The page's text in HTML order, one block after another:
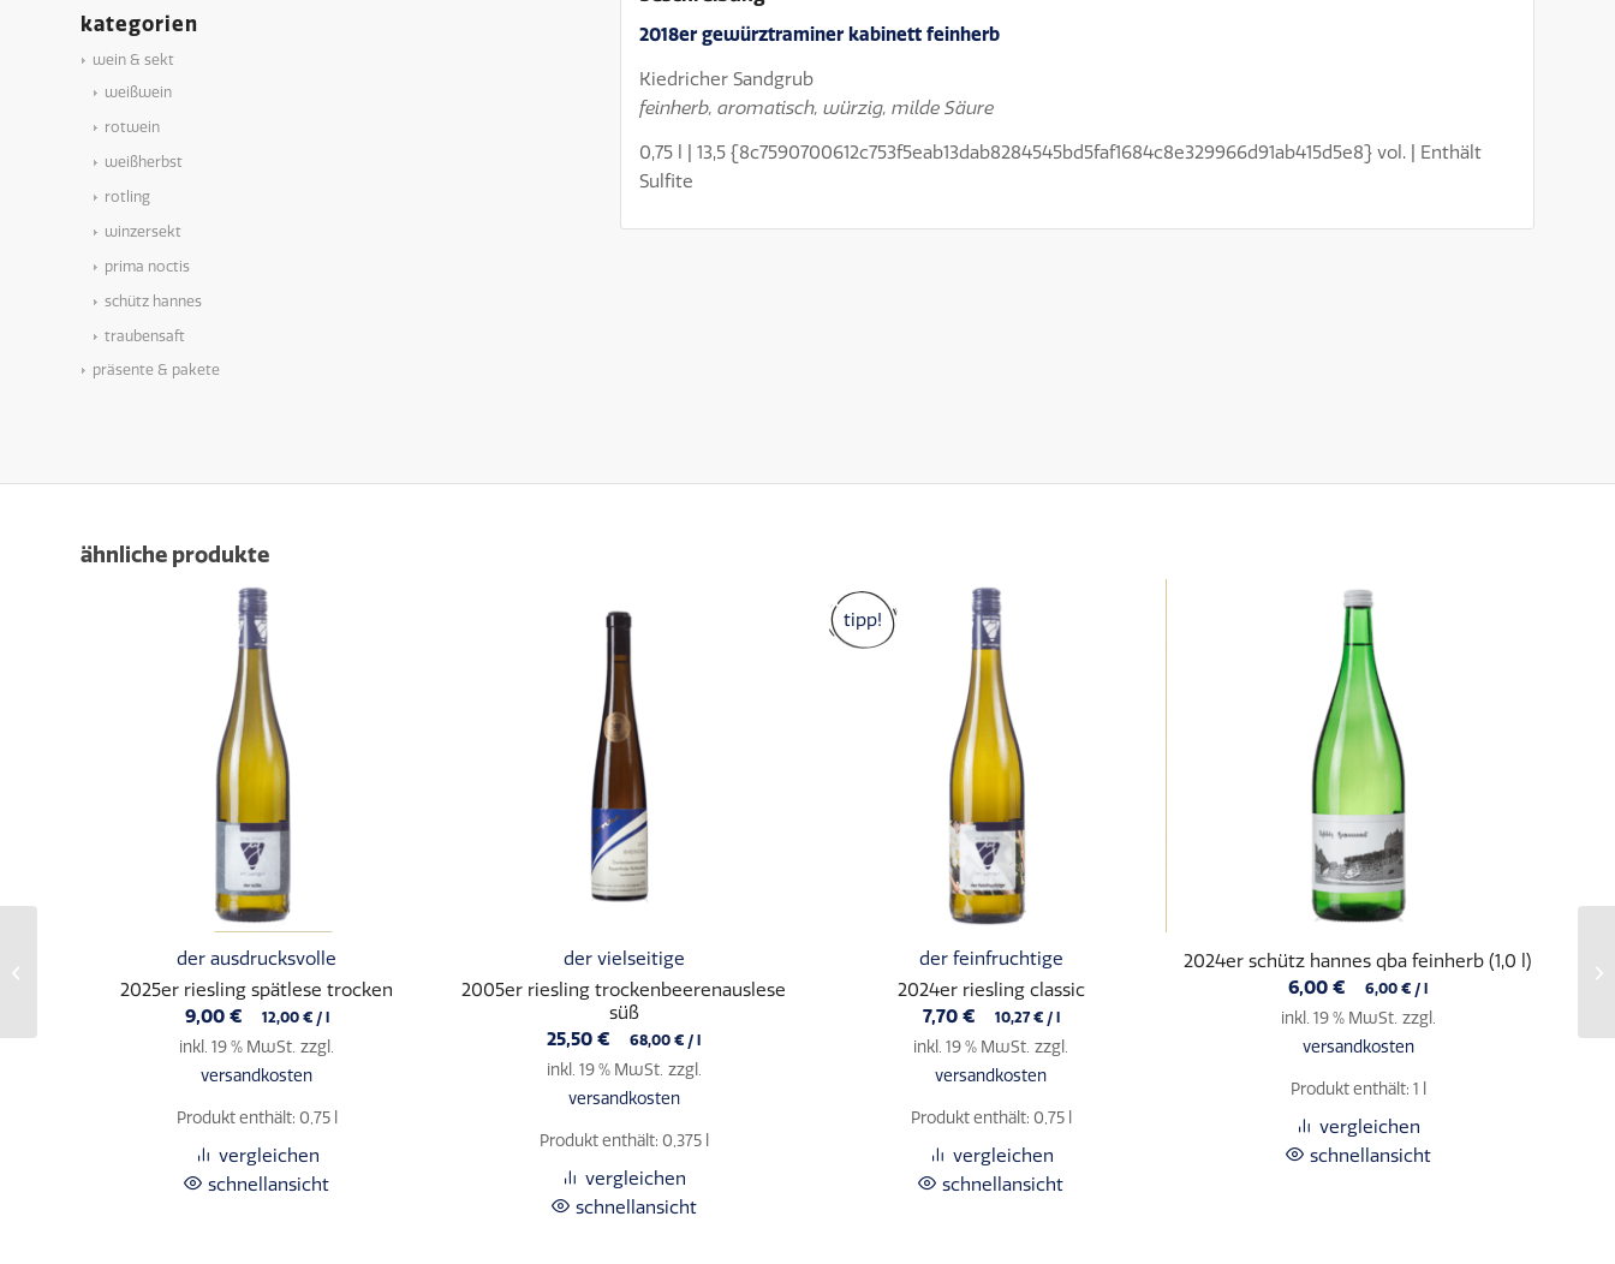
kategorien
wein & sekt
weißwein
rotwein
weißherbst
rotling
winzersekt
prima noctis
schütz hannes
traubensaft
präsente & pakete
2018er gewürztraminer kabinett feinherb
Kiedricher Sandgrub
feinherb, aromatisch, würzig, milde Säure
0,75 l | 13,5 {8c7590700612c753f5eab13dab8284545bd5faf1684c8e329966d91ab415d5e8} vol. | Enthält
Sulfite
ähnliche produkte
der ausdrucksvolle
2025er riesling spätlese trocken
9,00 € 12,00 €/ l
inkl. 19 % MwSt. zzgl.
versandkosten
Produkt enthält: 0,75
vergleichen
schnellansicht
der vielseitige
2005er riesling trockenbeerenauslese
süß
25,50€ 68,00€ /l
inkl. 19 % MwSt. zzgl.
versandkosten
Produkt enthält: 0,375
vergleichen
schnellansicht
tipp!
der feinfruchtige
2024er riesling classic
7,70 € 10,27 €/ l
inkl. 19 % MwSt. zzgl.
versandkosten
Produkt enthält: 0,75
vergleichen
schnellansicht
2024er schütz hannes qba feinherb (1,0 l)
6,00€ 6,00€ /l
inkl. 19 % MwSt. zzgl.
versandkosten
Produkt enthält: 1
vergleichen
schnellansicht
2018er riesling kabinett